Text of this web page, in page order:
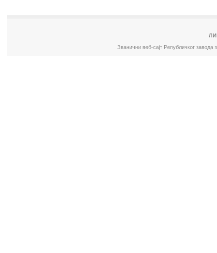
Званични веб-сајт Републичког